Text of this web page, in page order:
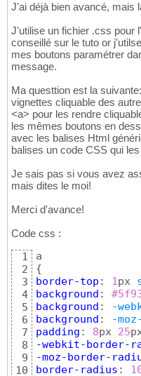
J'ai déjà bien avancé, mais
J'utilise un fichier .css pour
conseillé sur le tuto or
mes boutons paramétrer
message.
Ma questtion est la
vignettes cliquable des
<a> pour les rendre
les mêmes boutons en
avec les balises Html
balises un code CSS qui
Je sais pas si vous avez
mais dites le moi!
Merci d'avance!
Code css :
1
2
3
4
5
6
7
8
9
10
{
border-top : 1px
background :
background : -
background : -
padding : 8px 25
-webkit-border-
-moz-border-
border-radius :